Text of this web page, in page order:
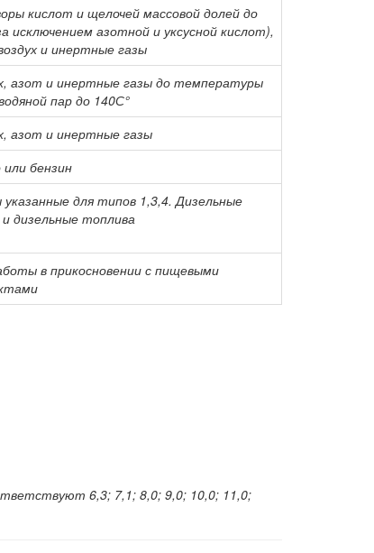
кислот и щелочей массовой долей до
исключением азотной и уксусной кислот),
и инертные газы
азот и инертные газы до температуры
пар до 140С°
азот и инертные газы
бензин
для типов 1,3,4. Дизельные
дизельные топлива
в прикосновении с пищевыми
6,3; 7,1; 8,0; 9,0; 10,0; 11,0;